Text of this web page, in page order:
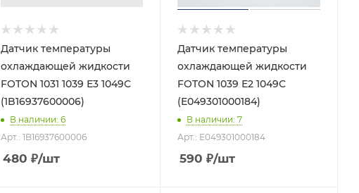
Датчик температуры
охлаждающей жидкости
FOTON 1031 1039 Е3 1049С
(1B16937600006)
В наличии: 6
Арт.: 1B16937600006
480 ₽/шт
Датчик температуры
охлаждающей жидкости
FOTON 1039 Е2 1049С
(E049301000184)
В наличии: 7
Арт.: E049301000184
590 ₽/шт